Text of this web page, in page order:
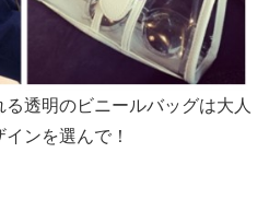
透明のビニールバッグは大人
ンを選んで！